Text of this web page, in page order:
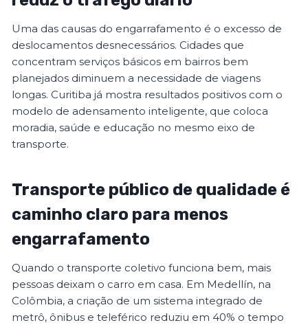
Uma das causas do engarrafamento é o excesso de
deslocamentos desnecessários. Cidades que
concentram serviços básicos em bairros bem
planejados diminuem a necessidade de viagens
longas. Curitiba já mostra resultados positivos com o
modelo de adensamento inteligente, que coloca
moradia, saúde e educação no mesmo eixo de
transporte.
Transporte público de qualidade é
caminho claro para menos
engarrafamento
Quando o transporte coletivo funciona bem, mais
pessoas deixam o carro em casa. Em Medellín, na
Colômbia, a criação de um sistema integrado de
metrô, ônibus e teleférico reduziu em 40% o tempo